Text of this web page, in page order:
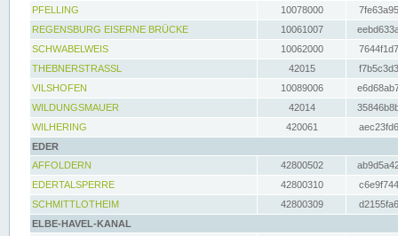
PFELLING
10078000
REGENSBURG EISERNE BRÜCKE
10061007
SCHWABELWEIS
10062000
THEBNERSTRASSL
42015
VILSHOFEN
10089006
WILDUNGSMAUER
42014
WILHERING
420061
EDER
AFFOLDERN
42800502
EDERTALSPERRE
42800310
SCHMITTLOTHEIM
42800309
ELBE-HAVEL-KANAL